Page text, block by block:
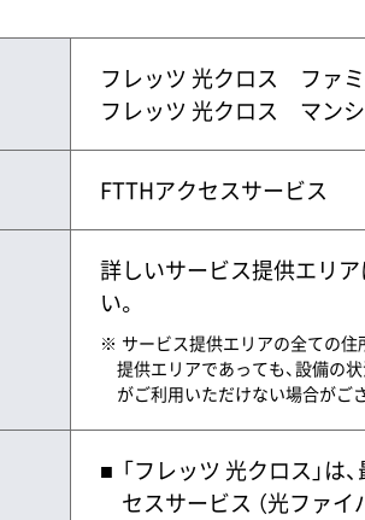
フレッツ 光クロス ファ
フレッツ 光クロス マン
FTTHアクセスサービス
詳しいサービス提供エリア
い。
サービス提供エリアの全ての
提供エリアであっても、設備の
がご利用いただけない場合がご
「フレッツ 光クロス」
セスサービス （光ファ